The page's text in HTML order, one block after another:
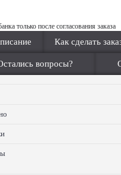
только после согласования заказа
Как сделать
вопросы?